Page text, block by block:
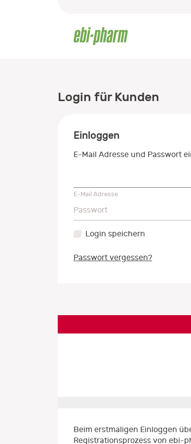
Login für Kunden
Einloggen
E-Mail Adresse und Passwort
E-Mail Adresse
Passwort
Passwort
Login speichern
Passwort vergessen?
Beim erstmaligen Einloggen
Registrationsprozess von ebi-